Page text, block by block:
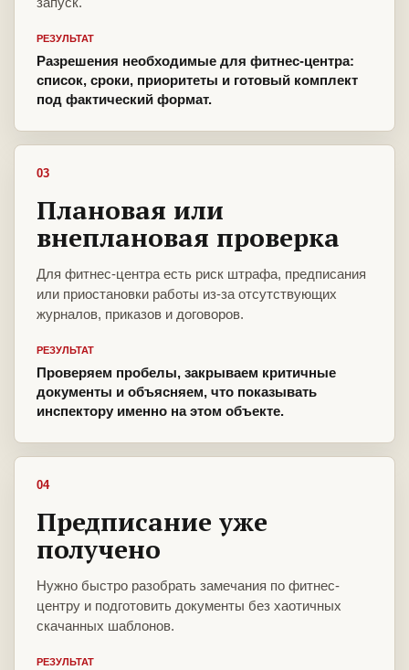
РЕЗУЛЬТАТ
Разрешения необходимые для фитнес-центра:
список, сроки, приоритеты и готовый комплект
под фактический формат.
03
Плановая или
внеплановая проверка
Для фитнес-центра есть риск штрафа, предписания
или приостановки работы из-за отсутствующих
журналов, приказов и договоров.
РЕЗУЛЬТАТ
Проверяем пробелы, закрываем критичные
документы и объясняем, что показывать
инспектору именно на этом объекте.
04
Предписание уже
получено
Нужно быстро разобрать замечания по фитнес-
центру и подготовить документы без хаотичных
скачанных шаблонов.
РЕЗУЛЬТАТ